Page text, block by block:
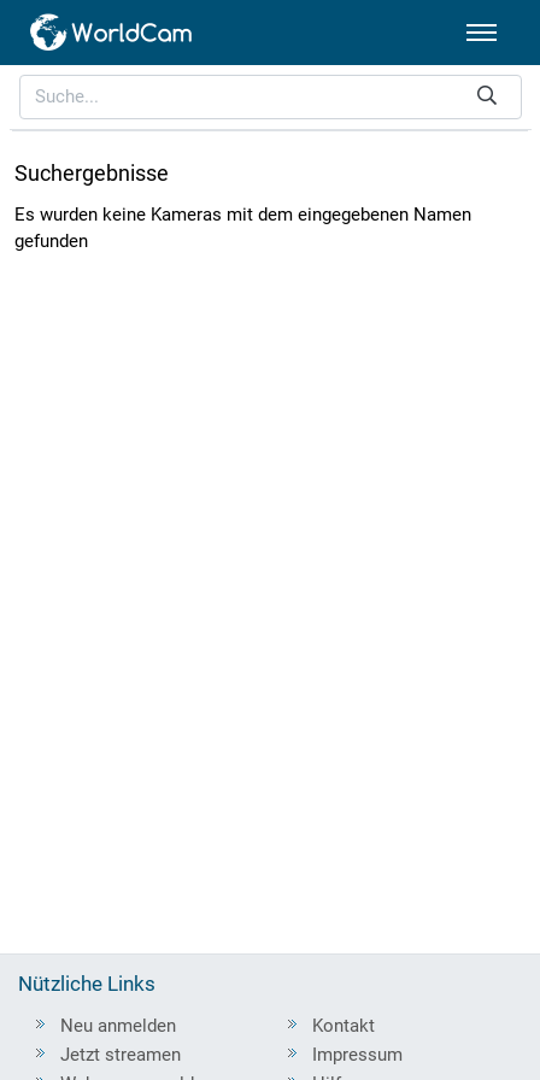
Suchergebnisse
Es wurden keine Kameras mit dem eingegebenen Namen
gefunden
Nützliche Links
Neu anmelden
Jetzt streamen
Kontakt
Impressum